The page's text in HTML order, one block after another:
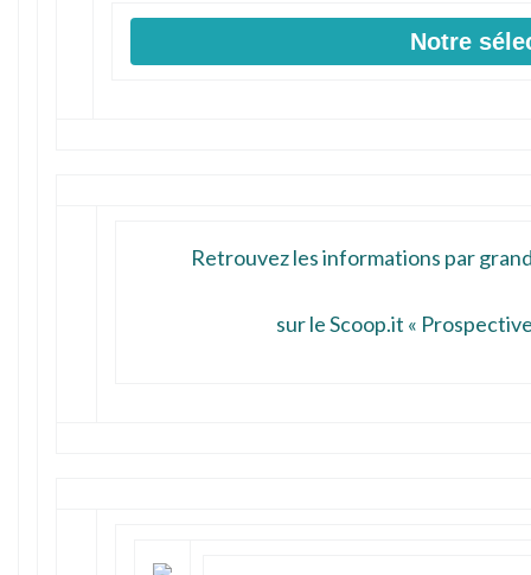
Notre
Retrouvez les informations par
sur leScoop.it «